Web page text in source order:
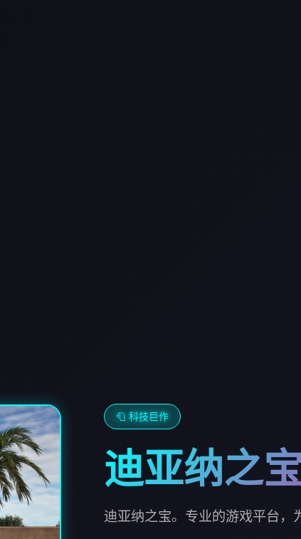
🧻 科技巨作
迪亚纳之
迪亚纳之宝。专业的游戏平台，